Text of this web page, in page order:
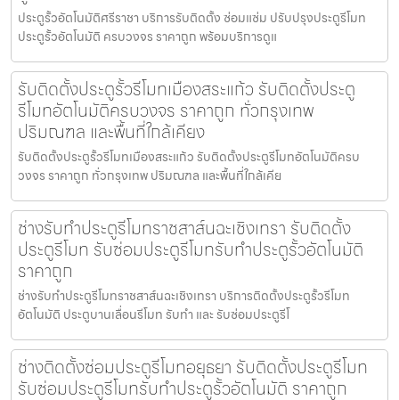
ประตูรั้วอัตโนมัติศรีราชา บริการรับติดตั้ง ซ่อมแซ่ม ปรับปรุงประตูรีโมท
ประตูรั้วอัตโนมัติ ครบวงจร ราคาถูก พร้อมบริการดูแ
รับติดตั้งประตูรั้วรีโมทเมืองสระแก้ว รับติดตั้งประตู
รีโมทอัตโนมัติครบวงจร ราคาถูก ทั่วกรุงเทพ
ปริมณฑล และพื้นที่ใกล้เคียง
รับติดตั้งประตูรั้วรีโมทเมืองสระแก้ว รับติดตั้งประตูรีโมทอัตโนมัติครบ
วงจร ราคาถูก ทั่วกรุงเทพ ปริมณฑล และพื้นที่ใกล้เคีย
ช่างรับทำประตูรีโมทราชสาส์นฉะเชิงเทรา รับติดตั้ง
ประตูรีโมท รับซ่อมประตูรีโมทรับทำประตูรั้วอัตโนมัติ
ราคาถูก
ช่างรับทำประตูรีโมทราชสาส์นฉะเชิงเทรา บริการติดตั้งประตูรั้วรีโมท
อัตโนมัติ ประตูบานเลื่อนรีโมท รับทำ และ รับซ่อมประตูรีโ
ช่างติดตั้งซ่อมประตูรีโมทอยุธยา รับติดตั้งประตูรีโมท
รับซ่อมประตูรีโมทรับทำประตูรั้วอัตโนมัติ ราคาถูก